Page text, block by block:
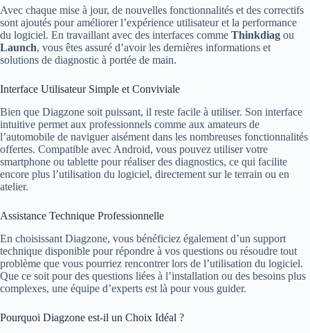
Avec chaque mise à jour, de nouvelles fonctionnalités et des correctifs
sont ajoutés pour améliorer l’expérience utilisateur et la performance
du logiciel. En travaillant avec des interfaces comme Thinkdiag ou
Launch, vous êtes assuré d’avoir les dernières informations et
solutions de diagnostic à portée de main.
Interface Utilisateur Simple et Conviviale
Bien que Diagzone soit puissant, il reste facile à utiliser. Son interface
intuitive permet aux professionnels comme aux amateurs de
l’automobile de naviguer aisément dans les nombreuses fonctionnalités
offertes. Compatible avec Android, vous pouvez utiliser votre
smartphone ou tablette pour réaliser des diagnostics, ce qui facilite
encore plus l’utilisation du logiciel, directement sur le terrain ou en
atelier.
Assistance Technique Professionnelle
En choisissant Diagzone, vous bénéficiez également d’un support
technique disponible pour répondre à vos questions ou résoudre tout
problème que vous pourriez rencontrer lors de l’utilisation du logiciel.
Que ce soit pour des questions liées à l’installation ou des besoins plus
complexes, une équipe d’experts est là pour vous guider.
Pourquoi Diagzone est-il un Choix Idéal ?